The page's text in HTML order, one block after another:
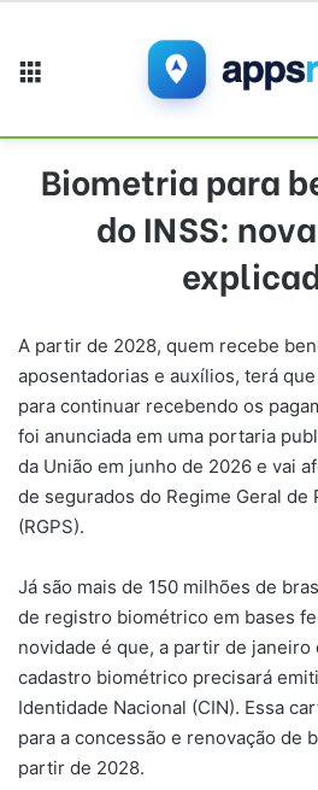
Biometria para
do INSS:
A partir de 2028, quem recebe
aposentadorias e auxílios, terá
para continuar recebendo os
foi anunciada em uma portaria
da União em junho de 2026 e vai
de segurados do Regime Geral de
(RGPS).
Já são mais de 150 milhões de
de registro biométrico em bases
novidade é que, a partir de janeiro
cadastro biométrico precisará
Identidade Nacional (CIN). Essa
para a concessão e renovação de
partir de 2028.